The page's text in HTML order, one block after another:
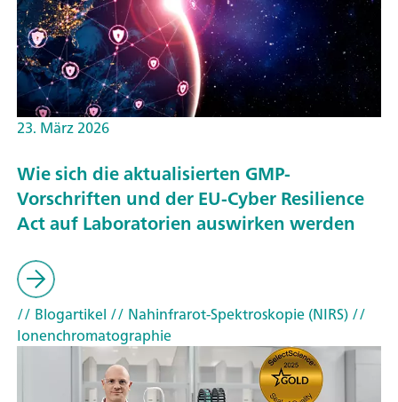
23. März 2026
Wie sich die aktualisierten GMP-
Vorschriften und der EU-Cyber Resilience
Act auf Laboratorien auswirken werden
// Blogartikel // Nahinfrarot-Spektroskopie (NIRS)//
Ionenchromatographie